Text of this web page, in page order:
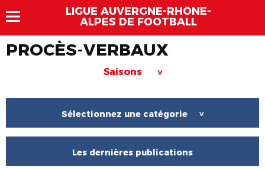
LIGUE AUVERGNE-RHÔNE-
ALPES DE FOOTBALL
PROCÈS-VERBAUX
Saisons >
Sélectionnez une catégorie >
Les dernières publications